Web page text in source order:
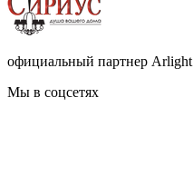
официальный партнер Arlight
Мы в соцсетях